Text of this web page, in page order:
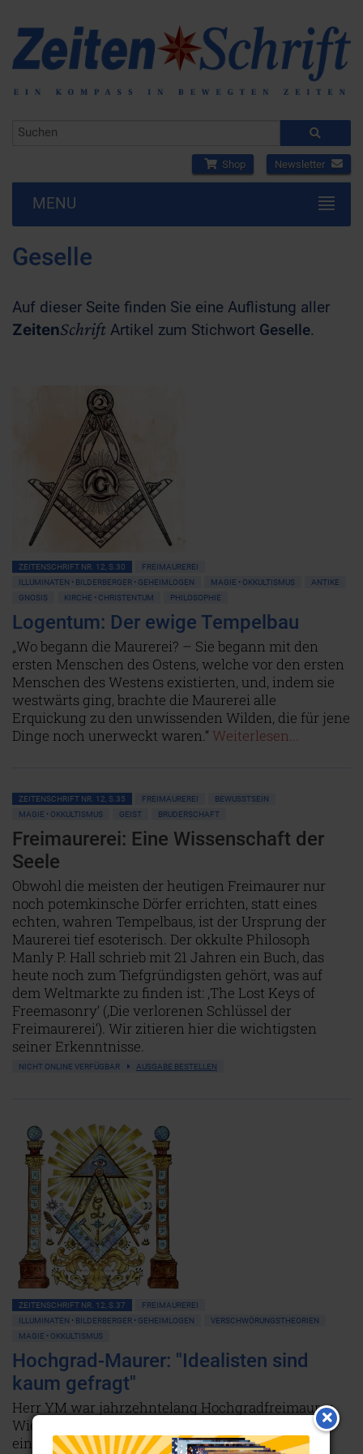
Shop Newsletter
MENU
Geselle
Auf dieser Seite finden Sie eine Auflistung aller
ZeitenSchrift Artikel zum Stichwort Geselle.
ZEITENSCHRIFT NR. 12, S.30
FREIMAUREREI
ILLUMINATEN • BILDERBERGER • GEHEIMLOGEN
MAGIE • OKKULTISMUS
ANTIKE
GNOSIS
KIRCHE • CHRISTENTUM PHILOSOPHIE
Logentum: Der ewige Tempelbau
„Wo begann die Maurerei? – Sie begann mit den
ersten Menschen des Ostens, welche vor den ersten
Menschen des Westens existierten, und, indem sie
westwärts ging, brachte die Maurerei alle
Erquickung zu den unwissenden Wilden, die für jene
Dinge noch unerweckt waren.“ Weiterlesen...
ZEITENSCHRIFT NR. 12, S.35 FREIMAUREREI
BEWUSSTSEIN
MAGIE • OKKULTISMUS
GEIST BRUDERSCHAFT
Freimaurerei: Eine Wissenschaft der
Seele
Obwohl die meisten der heutigen Freimaurer nur
noch potemkinsche Dörfer errichten, statt eines
echten, wahren Tempelbaus, ist der Ursprung der
Maurerei tief esoterisch. Der okkulte Philosoph
Manly P. Hall schrieb mit 21 Jahren ein Buch, das
heute noch zum Tiefgründigsten gehört, was auf
dem Weltmarkte zu finden ist: ‚The Lost Keys of
Freemasonry‘ (‚Die verlorenen Schlüssel der
Freimaurerei‘). Wir zitieren hier die wichtigsten
seiner Erkenntnisse.
NICHT ONLINE VERFÜGBAR AUSGABE BESTELLEN
ZEITENSCHRIFT NR. 12, S.37
FREIMAUREREI
ILLUMINATEN • BILDERBERGER • GEHEIMLOGEN
VERSCHWÖRUNGSTHEORIEN
MAGIE • OKKULTISMUS
Hochgrad-Maurer: "Idealisten sind
kaum gefragt"
Herr YM war jahrzehntelang Hochgradfreimaurer.
Wie auch Frau FZ gehörte er in den letzten Jahren
einer gemischten Loge an. Sie berichten vom